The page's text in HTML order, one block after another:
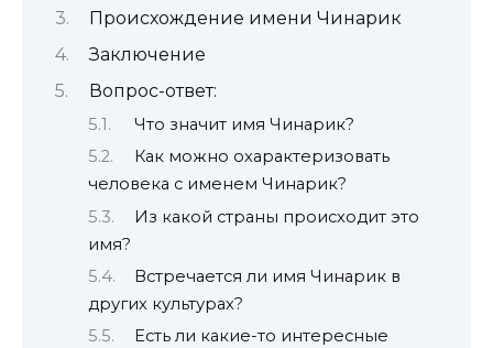
Происхождение имени Чинарик
Заключение
Вопрос-ответ:
Что значит имя Чинарик?
Как можно охарактеризовать
человека с именем Чинарик?
Из какой страны происходит это
имя?
Встречается ли имя Чинарик в
других культурах?
Есть ли какие-то интересные